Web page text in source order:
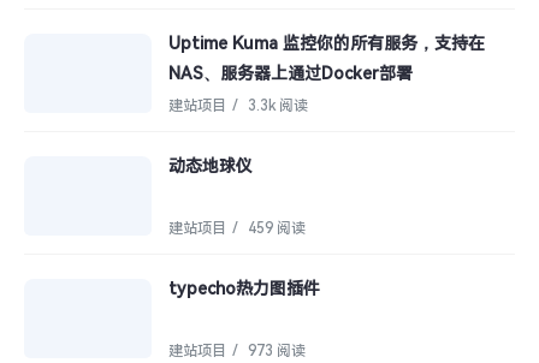
Uptime Kuma 监控你的所有服务，支持在
NAS、服务器上通过Docker部署
建站项目 / 3.3k 阅读
动态地球仪
建站项目 / 459 阅读
typecho热力图插件
建站项目 / 973 阅读